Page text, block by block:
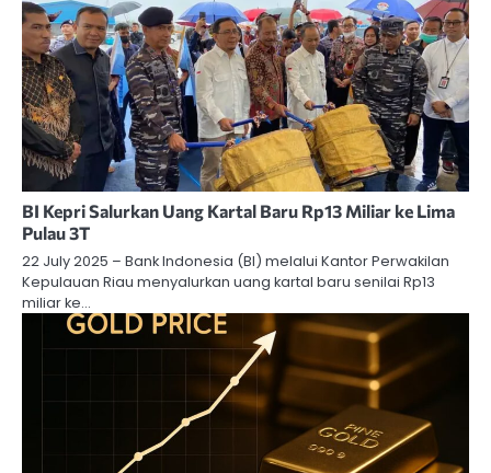
BI Kepri Salurkan Uang Kartal Baru Rp13 Miliar ke Lima
Pulau 3T
22 July 2025 – Bank Indonesia (BI) melalui Kantor Perwakilan
Kepulauan Riau menyalurkan uang kartal baru senilai Rp13
miliar ke…